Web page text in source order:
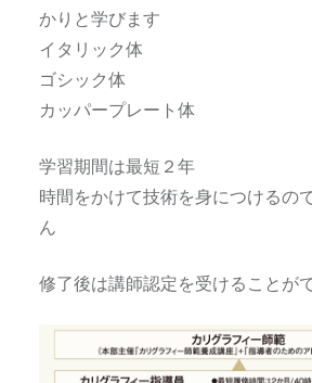
かりと学びます
イタリック体
ゴシック体
カッパープレート体
学習期間は最短２年
時間をかけて技術を身につけるの
ん
修了後は講師認定を受けることが